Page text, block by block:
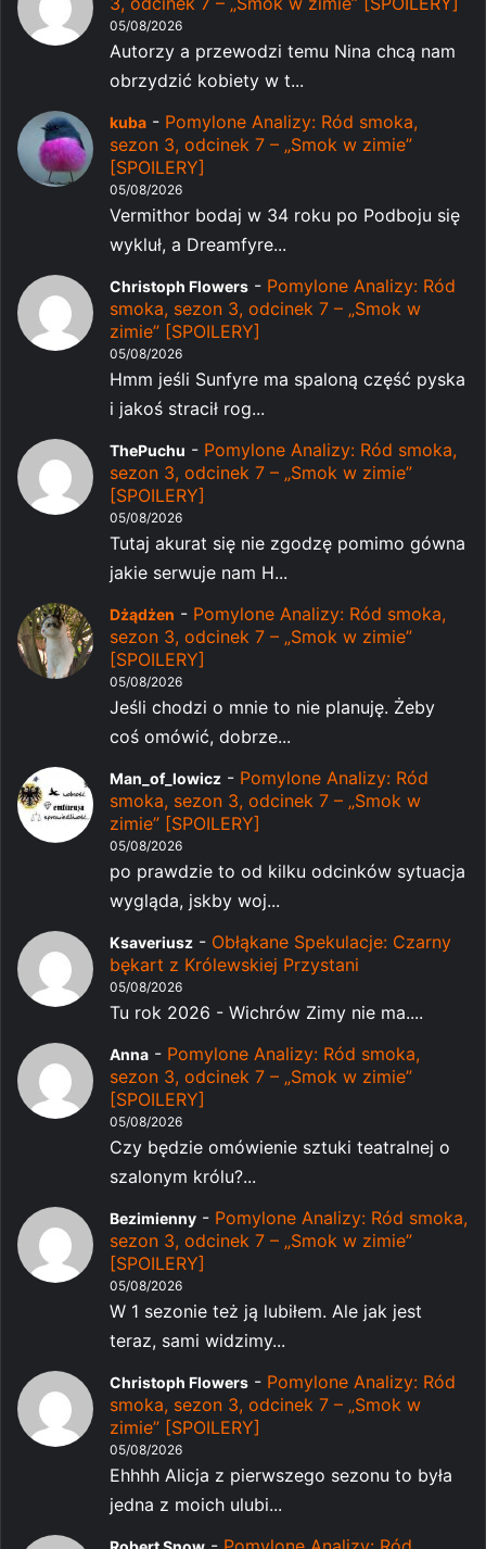
05/08/2026
Autorzy a przewodzi temu Nina chcą nam
obrzydzić kobiety w t...
kuba - Pomylone Analizy: Ród smoka,
sezon 3, odcinek 7 – „Smok w zimie”
[SPOILERY]
05/08/2026
Vermithor bodaj w 34 roku po Podboju się
wykluł, a Dreamfyre...
Christoph Flowers - Pomylone Analizy: Ród
smoka, sezon 3, odcinek 7 – „Smok w
zimie” [SPOILERY]
05/08/2026
Hmm jeśli Sunfyre ma spaloną część pyska
i jakoś stracił rog...
ThePuchu - Pomylone Analizy: Ród smoka,
sezon 3, odcinek 7 – „Smok w zimie”
[SPOILERY]
05/08/2026
Tutaj akurat się nie zgodzę pomimo gówna
jakie serwuje nam H...
Dżądżen - Pomylone Analizy: Ród smoka,
sezon 3, odcinek 7 – „Smok w zimie”
[SPOILERY]
05/08/2026
Jeśli chodzi o mnie to nie planuję. Żeby
coś omówić, dobrze...
Man_of_lowicz - Pomylone Analizy: Ród
smoka, sezon 3, odcinek 7 – „Smok w
zimie” [SPOILERY]
05/08/2026
po prawdzie to od kilku odcinków sytuacja
wygląda, jskby woj...
Ksaveriusz - Obłąkane Spekulacje: Czarny
bękart z Królewskiej Przystani
05/08/2026
Tu rok 2026 - Wichrów Zimy nie ma....
Anna - Pomylone Analizy: Ród smoka,
sezon 3, odcinek 7 – „Smok w zimie”
[SPOILERY]
05/08/2026
Czy będzie omówienie sztuki teatralnej o
szalonym królu?...
Bezimienny - Pomylone Analizy: Ród smoka,
sezon 3, odcinek 7 – „Smok w zimie”
[SPOILERY]
05/08/2026
W 1 sezonie też ją lubiłem. Ale jak jest
teraz, sami widzimy...
Christoph Flowers - Pomylone Analizy: Ród
smoka, sezon 3, odcinek 7 – „Smok w
zimie” [SPOILERY]
05/08/2026
Ehhhh Alicja z pierwszego sezonu to była
jedna z moich ulubi...